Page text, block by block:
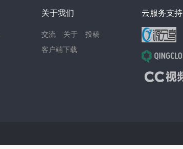
关于我们
交流 关于
投稿
客户端下载
云服务支持